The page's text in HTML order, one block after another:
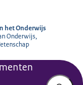
het Onderwijs
Onderwijs,